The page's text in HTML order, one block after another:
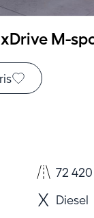
M-
72
Diesel